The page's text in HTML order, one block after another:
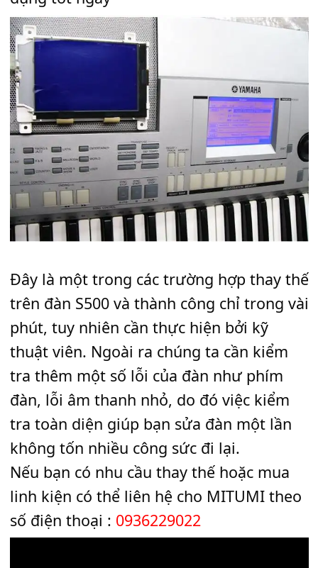
khác sử dụng loại màn hình LCD trải
thời gian sử dụng lâu thường bị hỏng
hóc, bạn chỉ cần thay thế là có thể sử
dụng tốt ngay
Đây là một trong các trường hợp thay
trên đàn S500 và thành công chỉ
phút, tuy nhiên cần thực hiện bởi kỹ
thuật viên. Ngoài ra chúng ta cần
tra thêm một số lỗi của đàn như phím
đàn, lỗi âm thanh nhỏ, do đó việc